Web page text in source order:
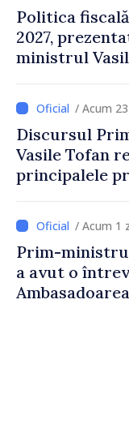
Politica
2027,
ministrul
stimularea
taxare mai/ Acum
Discursul
Vasile Tofan
principalele
2027
/ Acum 1
Prim-
a avut o